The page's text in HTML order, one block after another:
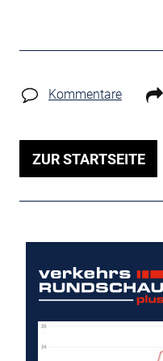
Kommentare
ZUR STARTSEITE